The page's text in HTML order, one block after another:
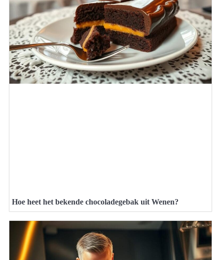
Hoe heet het bekende chocoladegebak uit Wenen?